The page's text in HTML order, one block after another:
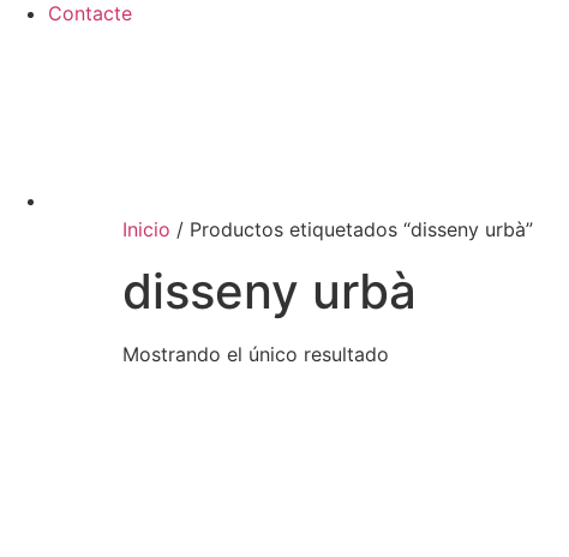
Contacte
Inicio / Productos etiquetados “disseny urbà”
disseny urbà
Mostrando el único resultado